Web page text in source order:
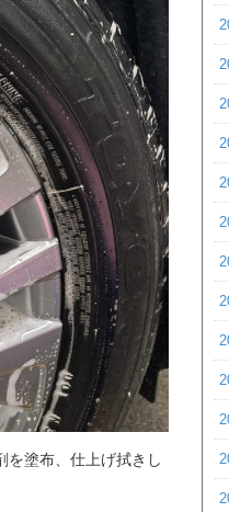
を塗布、仕上げ拭きし